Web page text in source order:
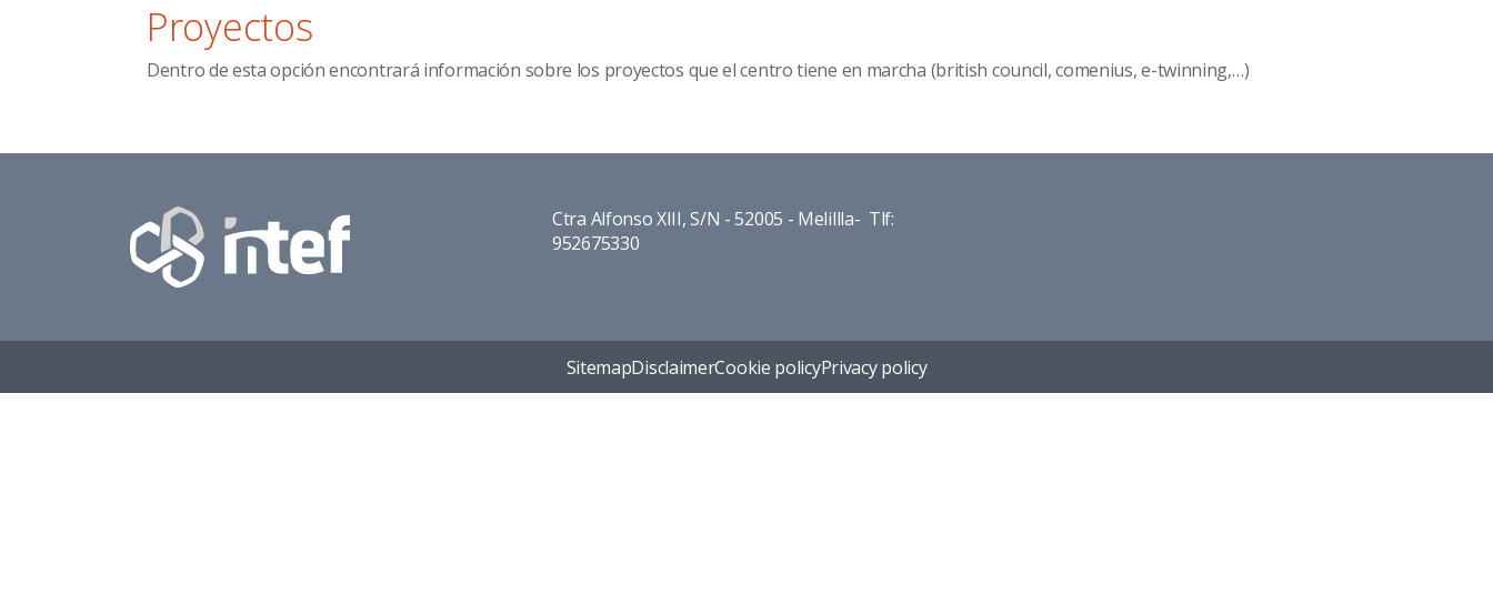
Proyectos
Dentro de esta opción encontrará información sobre los proyectos que el centro tiene en marcha (british council, comenius, e-twinning,…)
Ctra Alfonso XIII, S/N - 52005 - Melillla- Tlf:
952675330
SitemapDisclaimerCookie policyPrivacy policy